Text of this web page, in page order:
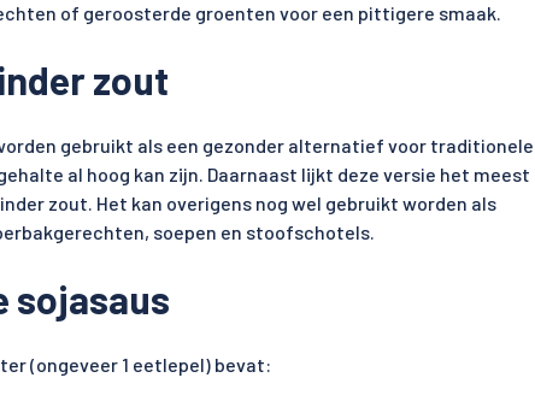
of geroosterde groenten voor een pittigere smaak.
zout
gebruikt als een gezonder alternatief voor traditionele
al hoog kan zijn. Daarnaast lijkt deze versie het
zout. Het kan overigens nog wel gebruikt worden als
soepen en stoofschotels.
sojasaus
(ongeveer 1 eetlepel) bevat: